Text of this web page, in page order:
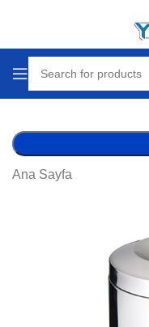
Ana Sayfa